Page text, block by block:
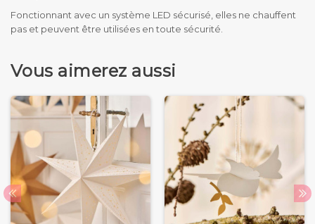
Fonctionnant avec un système LED sécurisé, elles ne chauffent
pas et peuvent être utilisées en toute sécurité.
Vous aimerez aussi